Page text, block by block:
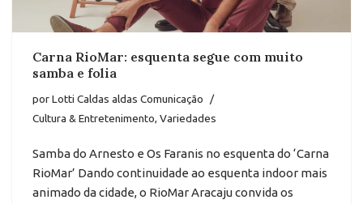
Carna RioMar: esquenta segue com muito
samba e folia
porLotti Caldas aldas Comunicação
Cultura & Entretenimento, Variedades
Samba do Arnesto e Os Faranis no esquenta do ‘Carna
RioMar’ Dando continuidade ao esquenta indoor mais
animado da cidade, o RioMar Aracaju convida os